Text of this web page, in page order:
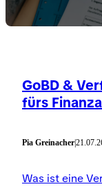
GoBD &
fürs
Pia Greinacher
Was ist eine